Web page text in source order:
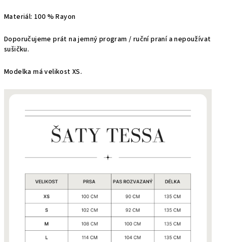
Materiál: 100 % Rayon
Doporučujeme prát na jemný program / ruční praní a nepoužívat
sušičku.
Modelka má velikost XS.